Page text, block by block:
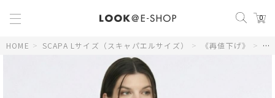
0
HOME > SCAPA Lサイズ（スキャパエルサイズ） > 《再値下げ》 > 【